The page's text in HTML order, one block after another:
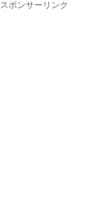
スポンサーリンク